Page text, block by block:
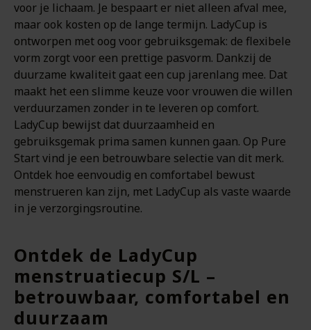
voor je lichaam. Je bespaart er niet alleen afval mee,
maar ook kosten op de lange termijn. LadyCup is
ontworpen met oog voor gebruiksgemak: de flexibele
vorm zorgt voor een prettige pasvorm. Dankzij de
duurzame kwaliteit gaat een cup jarenlang mee. Dat
maakt het een slimme keuze voor vrouwen die willen
verduurzamen zonder in te leveren op comfort.
LadyCup bewijst dat duurzaamheid en
gebruiksgemak prima samen kunnen gaan. Op Pure
Start vind je een betrouwbare selectie van dit merk.
Ontdek hoe eenvoudig en comfortabel bewust
menstrueren kan zijn, met LadyCup als vaste waarde
in je verzorgingsroutine.
Ontdek de LadyCup
menstruatiecup S/L –
betrouwbaar, comfortabel en
duurzaam